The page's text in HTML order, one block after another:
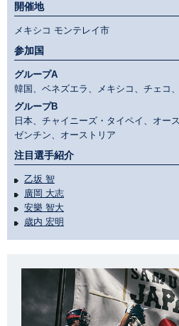
開催地
メキシコ モンテレイ市
参加国
グループA
韓国、ベネズエラ、メキシコ、チェコ
グループB
日本、チャイニーズ・タイペイ、オー
ゼンチン、オーストリア
注目選手紹介
乙坂 智
廣岡 大志
安樂 智大
歳内 宏明